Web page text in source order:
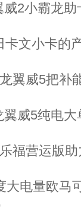
2小霸龙
卡文小卡的
翼威5把补
威5纯电
福营运版
大电量欧马